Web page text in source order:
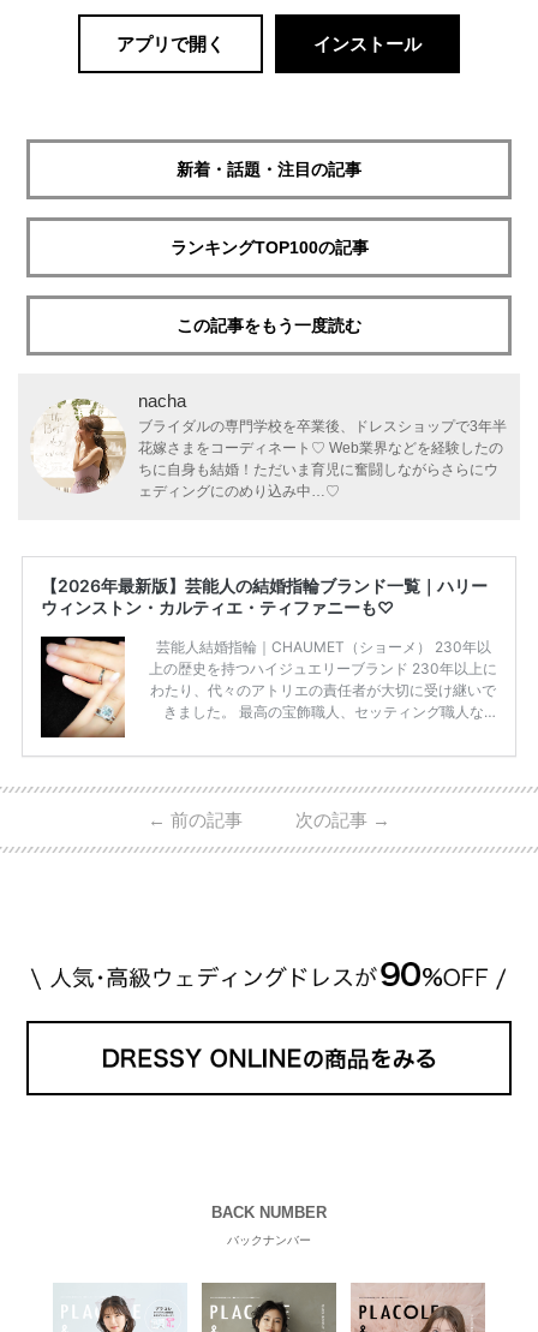
アプリで開く インストール
新着・話題・注目の記事
ランキングTOP100の記事
この記事をもう一度読む
nacha
ブライダルの専門学校を卒業後、ドレスショップで3年半
花嫁さまをコーディネート♡ Web業界などを経験したの
ちに自身も結婚！ただいま育児に奮闘しながらさらにウ
ェディングにのめり込み中…♡
【2026年最新版】芸能人の結婚指輪ブランド一覧｜ハリー
ウィンストン・カルティエ・ティファニーも♡
芸能人結婚指輪｜CHAUMET（ショーメ） 230年以
上の歴史を持つハイジュエリーブランド 230年以上に
わたり、代々のアトリエの責任者が大切に受け継いで
きました。 最高の宝飾職人、セッティング職人な
高品質の宝石を扱っています。 至高のデザインと品
ん・魔裟斗さんの婚約指輪 魔裟斗さんが矢沢さんに
贈られた指輪は1カラットのものです。 ショーメの価
← 前の記事 次の記事 →
BACK NUMBER
バックナンバー